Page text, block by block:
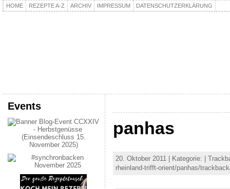
HOME REZEPTE A-Z ARCHIV IMPRESSUM DATENSCHUTZERKLÄRUNG
Events
panhas
20. Oktober 2011 | Kategorie: |
rheinland-trifft-orient/panhas/